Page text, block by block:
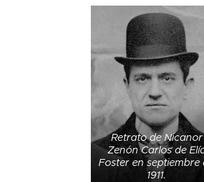
Retrato de Nicanor
Zenón Carlos de
Foster en septiembre
1911.